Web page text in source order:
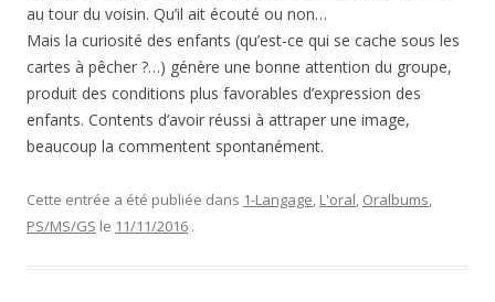
au tour du voisin. Qu’il ait écouté ou non…
Mais la curiosité des enfants (qu’est-ce qui se cache sous les
cartes à pêcher ?…) génère une bonne attention du groupe,
produit des conditions plus favorables d’expression des
enfants. Contents d’avoir réussi à attraper une image,
beaucoup la commentent spontanément.
Cette entrée a été publiée dans 1-Langage, L'oral, Oralbums,
PS/MS/GS le 11/11/2016 .